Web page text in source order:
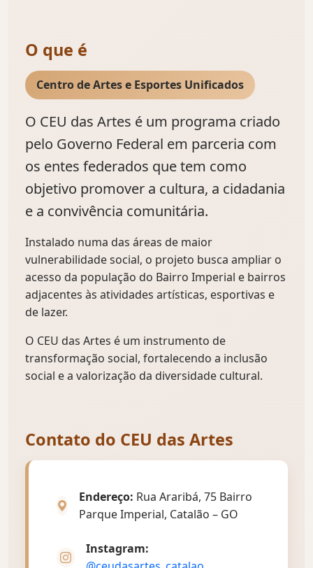
O que é
Centro de Artes e Esportes Unificados
O CEU das Artes é um programa criado
pelo Governo Federal em parceria com
os entes federados que tem como
objetivo promover a cultura, a cidadania
e a convivência comunitária.
Instalado numa das áreas de maior
vulnerabilidade social, o projeto busca ampliar o
acesso da população do Bairro Imperial e bairros
adjacentes às atividades artísticas, esportivas e
de lazer.
O CEU das Artes é um instrumento de
transformação social, fortalecendo a inclusão
social e a valorização da diversidade cultural.
Contato do CEU das Artes
Endereço: Rua Araribá, 75 Bairro
Parque Imperial, Catalão – GO
Instagram: